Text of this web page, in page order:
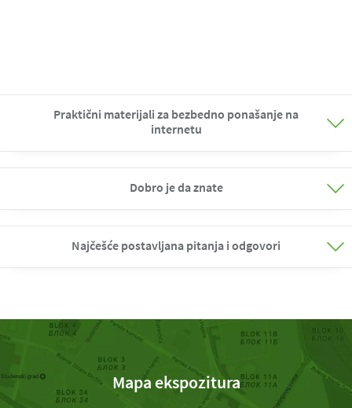
Praktični materijali za bezbedno ponašanje na
internetu
Dobro je da znate
Najčešće postavljana pitanja i odgovori
Mapa ekspozitura